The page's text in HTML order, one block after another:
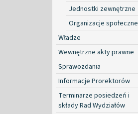
Jednostki zewnętrzne
Organizacje społeczne
Władze
Wewnętrzne akty prawne
Sprawozdania
Informacje Prorektorów
Terminarze posiedzeń i
składy Rad Wydziałów